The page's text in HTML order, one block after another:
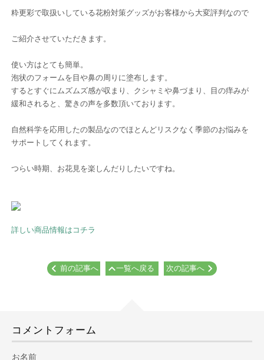
粋更彩で取扱いしている花粉対策グッズがお客様から大変評判なので
ご紹介させていただきます。
使い方はとても簡単。
泡状のフォームを目や鼻の周りに塗布します。
するとすぐにムズムズ感が収まり、クシャミや鼻づまり、目の痒みが
緩和されると、驚きの声を多数頂いております。
自然科学を応用したの製品なのでほとんどリスクなく季節のお悩みを
サポートしてくれます。
つらい時期、お花見を楽しんだりしたいですね。
詳しい商品情報はコチラ
前の記事へ 一覧へ戻る 次の記事へ
コメントフォーム
お名前